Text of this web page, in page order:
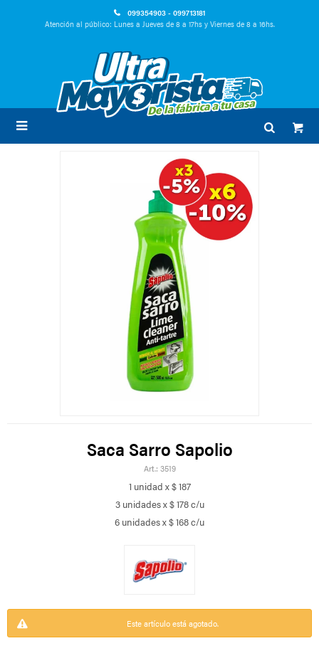
099354903 - 099713181
Atención al público: Lunes a Jueves de 8 a 17hs y Viernes de 8 a 16hs.

Saca Sarro Sapolio
3519
1 unidad x $ 187
3 unidades x $ 178 c/u
6 unidades x $ 168 c/u
Este artículo está agotado.